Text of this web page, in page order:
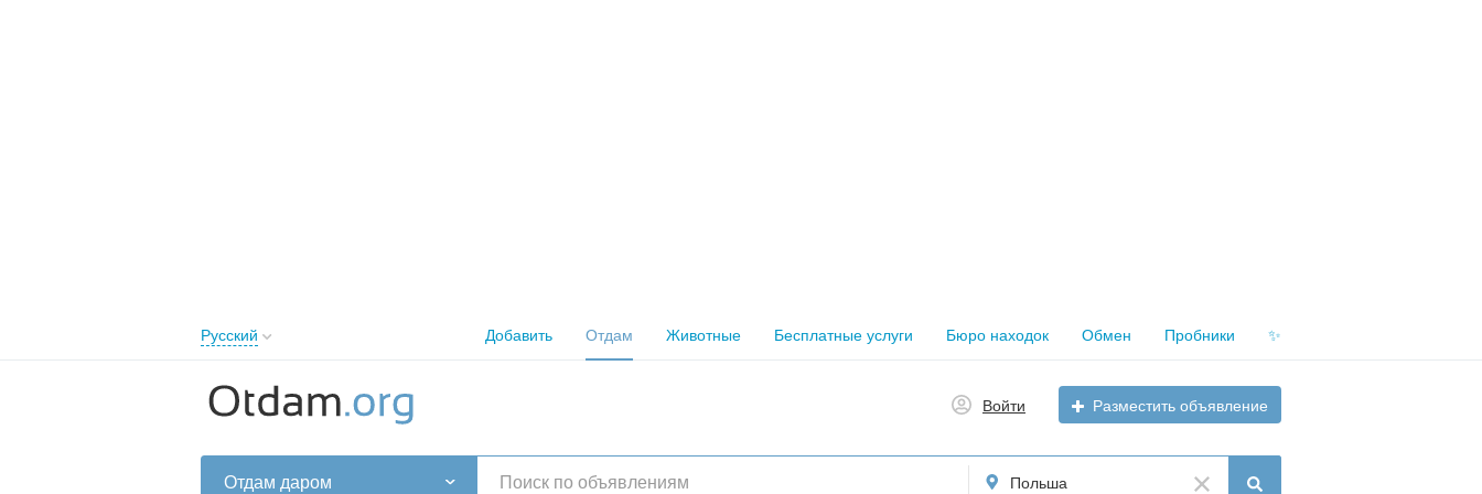
Русский
English
Русский
Українська
Добавить Отдам Животные Бесплатные услуги Бюро находок Обмен Пробники ✨
Войти Разместить объявление
Отдам даром Польша